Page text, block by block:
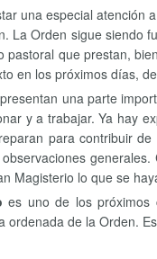
una especial atención
La Orden sigue siendo
pastoral que prestan,
en los próximos días,
una parte
y a trabajar. Ya hay
para contribuir
Magisterio lo que se
es uno de los próximos
ordenada de la Orden.